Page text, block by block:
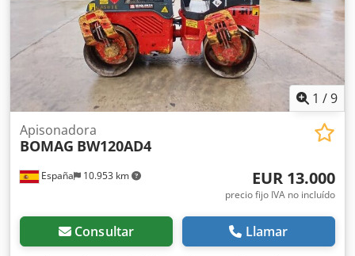
Capacidad de depósito: 35 l CE
1 /9
España 10.953 km
Apisonadora
BOMAG BW120AD4
EUR 13.000
precio fijo IVA no incluído
Consultar Llamar